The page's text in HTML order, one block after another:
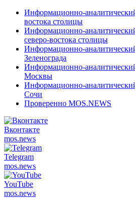
Информационно-
востока столицы
Информационно-
северо-востока столицы
Информационно-
Зеленограда
Информационно-
Москвы
Информационно-
Сочи
Проверенно MOS.NEWS
Вконтакте
mos.news
Telegram
mos.news
YouTube
mos.news